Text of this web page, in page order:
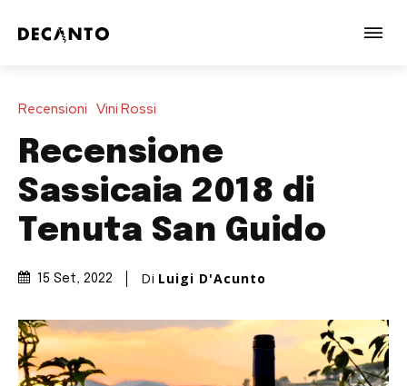
Recensioni Vini Rossi
Recensione
Sassicaia 2018 di
Tenuta San Guido
15 Set, 2022 Di Luigi D'Acunto